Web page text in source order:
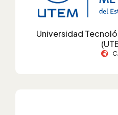
Universidad